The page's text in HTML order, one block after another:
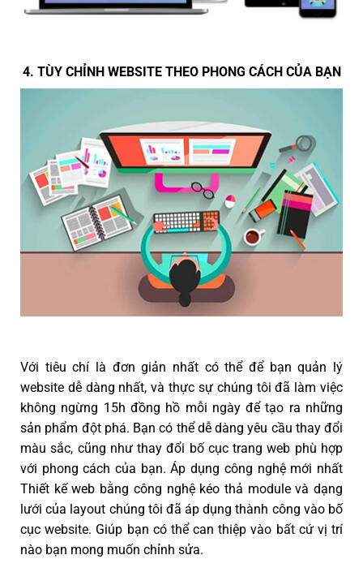
4. TÙY CHỈNH WEBSITE THEO PHONG CÁCH CỦA BẠN
Với tiêu chí là đơn giản nhất có thể để bạn quản lý
website dễ dàng nhất, và thực sự chúng tôi đã làm việc
không ngừng 15h đồng hồ mỗi ngày để tạo ra những
sản phẩm đột phá. Bạn có thể dễ dàng yêu cầu thay đổi
màu sắc, cũng như thay đổi bố cục trang web phù hợp
với phong cách của bạn. Áp dụng công nghệ mới nhất
Thiết kế web bằng công nghệ kéo thả module và dạng
lưới của layout chúng tôi đã áp dụng thành công vào bố
cục website. Giúp bạn có thể can thiệp vào bất cứ vị trí
nào bạn mong muốn chỉnh sửa.